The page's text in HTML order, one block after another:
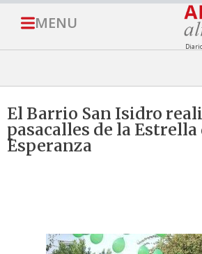
MENU
El Barrio San Isidro
pasacalles de la Estrella
Esperanza